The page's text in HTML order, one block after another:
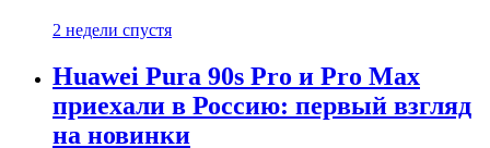
2 недели спустя
Huawei Pura 90s Pro и Pro Max
приехали в Россию: первый взгляд
на новинки